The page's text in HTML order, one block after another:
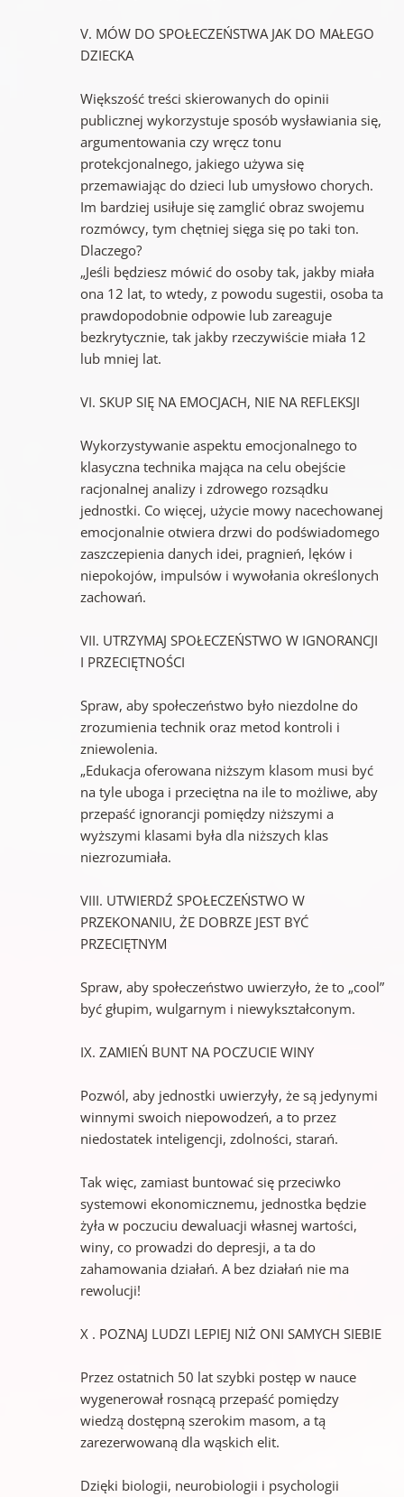
V. MÓW DO SPOŁECZEŃSTWA JAK DO MAŁEGO
DZIECKA
Większość treści skierowanych do opinii
publicznej wykorzystuje sposób wysławiania się,
argumentowania czy wręcz tonu
protekcjonalnego, jakiego używa się
przemawiając do dzieci lub umysłowo chorych.
Im bardziej usiłuje się zamglić obraz swojemu
rozmówcy, tym chętniej sięga się po taki ton.
Dlaczego?
„Jeśli będziesz mówić do osoby tak, jakby miała
ona 12 lat, to wtedy, z powodu sugestii, osoba ta
prawdopodobnie odpowie lub zareaguje
bezkrytycznie, tak jakby rzeczywiście miała 12
lub mniej lat.
VI. SKUP SIĘ NA EMOCJACH, NIE NA REFLEKSJI
Wykorzystywanie aspektu emocjonalnego to
klasyczna technika mająca na celu obejście
racjonalnej analizy i zdrowego rozsądku
jednostki. Co więcej, użycie mowy nacechowanej
emocjonalnie otwiera drzwi do podświadomego
zaszczepienia danych idei, pragnień, lęków i
niepokojów, impulsów i wywołania określonych
zachowań.
VII. UTRZYMAJ SPOŁECZEŃSTWO W IGNORANCJI
I PRZECIĘTNOŚCI
Spraw, aby społeczeństwo było niezdolne do
zrozumienia technik oraz metod kontroli i
zniewolenia.
„Edukacja oferowana niższym klasom musi być
na tyle uboga i przeciętna na ile to możliwe, aby
przepaść ignorancji pomiędzy niższymi a
wyższymi klasami była dla niższych klas
niezrozumiała.
VIII. UTWIERDŹ SPOŁECZEŃSTWO W
PRZEKONANIU, ŻE DOBRZE JEST BYĆ
PRZECIĘTNYM
Spraw, aby społeczeństwo uwierzyło, że to „cool”
być głupim, wulgarnym i niewykształconym.
IX. ZAMIEŃ BUNT NA POCZUCIE WINY
Pozwól, aby jednostki uwierzyły, że są jedynymi
winnymi swoich niepowodzeń, a to przez
niedostatek inteligencji, zdolności, starań.
Tak więc, zamiast buntować się przeciwko
systemowi ekonomicznemu, jednostka będzie
żyła w poczuciu dewaluacji własnej wartości,
winy, co prowadzi do depresji, a ta do
zahamowania działań. A bez działań nie ma
rewolucji!
X . POZNAJ LUDZI LEPIEJ NIŻ ONI SAMYCH SIEBIE
Przez ostatnich 50 lat szybki postęp w nauce
wygenerował rosnącą przepaść pomiędzy
wiedzą dostępną szerokim masom, a tą
zarezerwowaną dla wąskich elit.
Dzięki biologii, neurobiologii i psychologii